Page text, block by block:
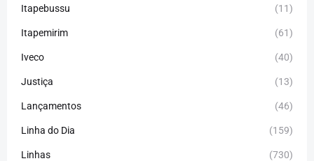
Itapebussu (11)
Itapemirim (61)
Iveco (40)
Justiça (13)
Lançamentos (46)
Linha do Dia (159)
Linhas (730)